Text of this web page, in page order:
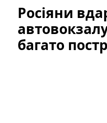
Росіяни
багато